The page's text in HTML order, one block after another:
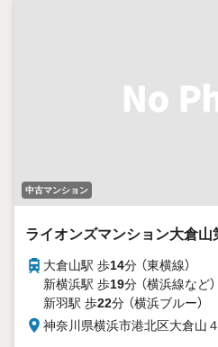
中古マンション
ライオンズマンション大倉山
大倉山駅 歩14分 （東横線）
新横浜駅 歩19分 （横浜線など）
新羽駅 歩22分 （横浜ブルー）
神奈川県横浜市港北区大倉山